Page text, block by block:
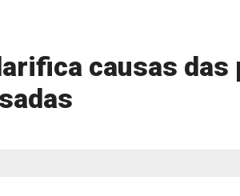
causas das